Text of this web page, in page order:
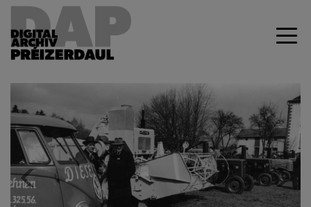
Previous Next